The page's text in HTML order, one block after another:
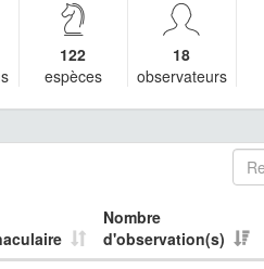
122
espèces
18
observateurs
Nombre
d'observation(s)